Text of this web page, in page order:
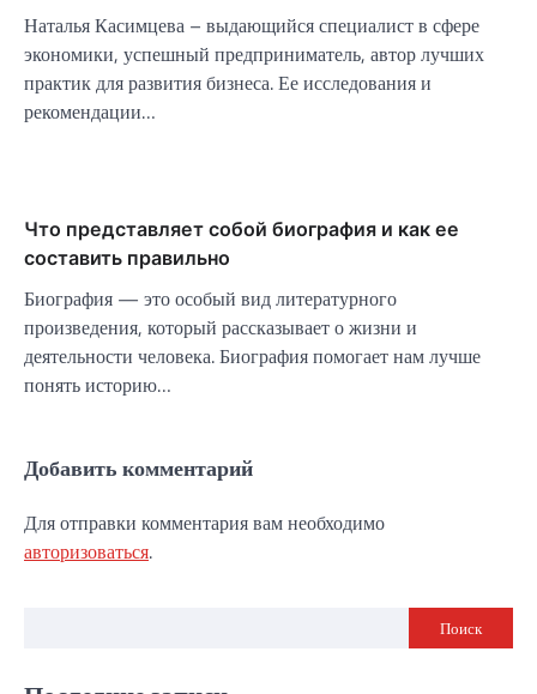
Наталья Касимцева – выдающийся специалист в сфере
экономики, успешный предприниматель, автор лучших
практик для развития бизнеса. Ее исследования и
рекомендации…
Что представляет собой биография и как ее
составить правильно
Биография — это особый вид литературного
произведения, который рассказывает о жизни и
деятельности человека. Биография помогает нам лучше
понять историю…
Добавить комментарий
Для отправки комментария вам необходимо
авторизоваться.
Поиск